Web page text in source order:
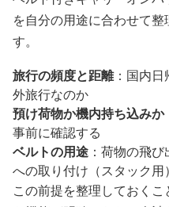
を自分の用途に合わせて
す。
旅行の頻度と距離：国内日
外旅行なのか
預け荷物か機内持ち込みか
事前に確認する
ベルトの用途 ：荷物の飛
への取り付け（スタック用
この前提を整理しておく